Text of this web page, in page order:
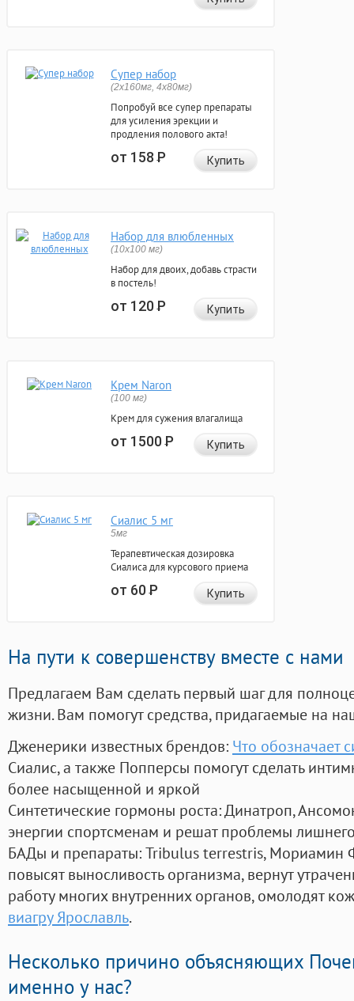
Супер набор
(2х160мг, 4х80мг)
Попробуй все супер препараты
для усиления эрекции и
продления полового акта!
от 158Р Купить
Набор для влюбленных
(10х100 мг)
Набор для двоих, добавь страсти
в постель!
от 120Р Купить
Крем Naron
(100 мг)
Крем для сужения влагалища
от 1500Р Купить
Сиалис 5 мг
5мг
Терапевтическая дозировка
Сиалиса для курсового приема
от 60Р Купить
На пути к совершенству вместе с нами
Предлагаем Вам сделать первый шаг для
жизни. Вам помогут средства, придагаемые на
Дженерики известных брендов: Что обозначает
Сиалис, а также Попперсы помогут сделать
более насыщенной и яркой
Синтетические гормоны роста: Динатроп,
энергии спортсменам и решат проблемы
БАДы и препараты:Tribulus terrestris, Мориамин
повысят выносливость организма, вернут
работу многих внутренних органов, омолодят
виагру Ярославль.
Несколько причино объясняющих
именно у нас?